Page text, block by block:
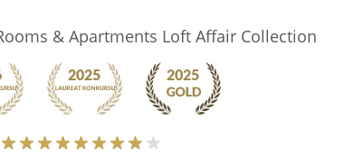
& Apartments Loft Affair Collection